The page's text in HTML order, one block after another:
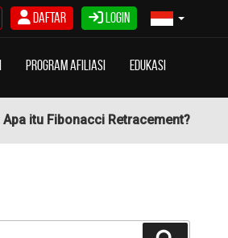
Program Afiliasi Edukasi
Login
Daftar
Apa itu Fibonacci Retracement?